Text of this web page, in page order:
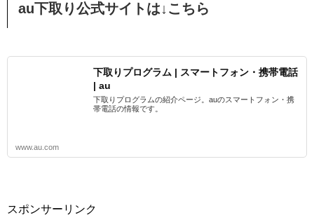
au下取り公式サイトは↓こちら
下取りプログラム | スマートフォン・携帯電話
| au
下取りプログラムの紹介ページ。auのスマートフォン・携
帯電話の情報です。
www.au.com
スポンサーリンク